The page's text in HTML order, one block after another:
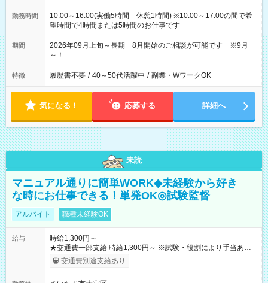
勤務時間
10:00～16:00(実働5時間 休憩1時間) ※10:00～17:00の間で希
望時間で4時間または5時間のお仕事です
期間
2026年09月上旬～長期 8月開始のご相談が可能です ※9月
～！
特徴 履歴書不要 / 40～50代活躍中 / 副業・WワークOK
気になる！ 応募する 詳細へ
未読
マニュアル通りに簡単WORK◆未経験から好き
な時にお仕事できる！単発OK◎試験監督
アルバイト 職種未経験OK
給与
時給1,300円～
★交通費一部支給 時給1,300円～ ※試験・役割により手当あり
※勤務回数により昇給あり 【即給（前払い）オプションあ
り！】 希望される場合、勤務から1週間ほどで給与の一部を受け
交通費別途支給あり